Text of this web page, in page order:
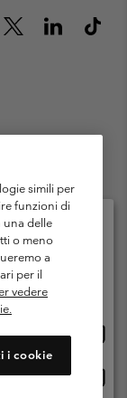
Garanzia
Impressum
simili per
funzioni di
una delle
o meno
a
per il
vedere
i cookie
la lingua
online
online